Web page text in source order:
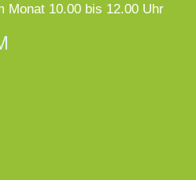
Monat 10.00 bis 12.00 Uhr